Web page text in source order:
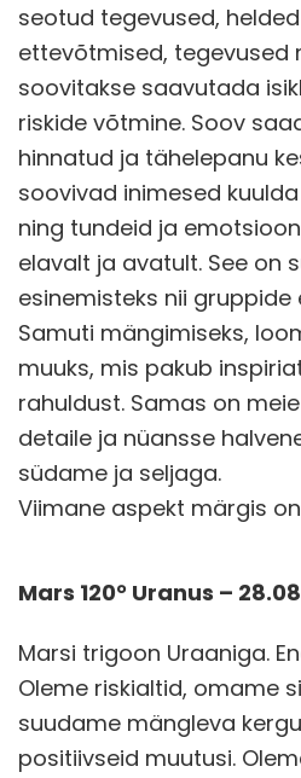
seotud tegevused,
ettevõtmised, tegevused
soovitakse saavutada
riskide võtmine. Soov
hinnatud ja tähelepanu
soovivad inimesed
ning tundeid ja
elavalt ja avatult. See on
esinemisteks nii gruppide
Samuti mängimiseks,
muuks, mis pakub
rahuldust. Samas on
detaile ja nüansse
südame ja seljaga.
Viimane aspekt märgis on
Mars 120° Uranus –
Marsi trigoon Uraaniga.
Oleme riskialtid, omame
suudame mängleva
positiivseid muutusi.